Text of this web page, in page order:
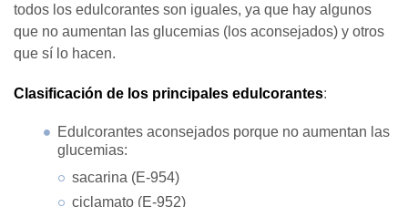
todos los edulcorantes son iguales, ya que hay algunos
que no aumentan las glucemias (los aconsejados) y otros
que sí lo hacen.
Clasificación de los principales edulcorantes:
Edulcorantes aconsejados porque no aumentan las
glucemias:
sacarina (E-954)
ciclamato (E-952)